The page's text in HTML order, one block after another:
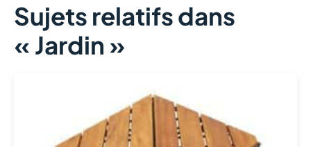
Sujets relatifs dans
« Jardin »